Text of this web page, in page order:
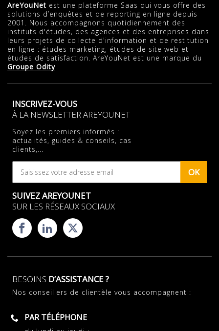
AreYouNet est une plateforme Saas qui vous offre des
solutions d’enquêtes et de reporting en ligne depuis
2001. Nous accompagnons quotidiennement des
instituts d'études, des agences et des entreprises dans
leurs projets de collecte d'information et de restitution
en ligne : études marketing, études de site web et
études de satisfaction. AreYouNet est une marque du
Groupe Odity
INSCRIVEZ-VOUS
À LA NEWSLETTER AREYOUNET
Soyez les premiers informés :
actualités, guides & conseils, cas
clients,...
OK
SUIVEZ AREYOUNET
SUR LES RÉSEAUX SOCIAUX
BESOINS D’ASSISTANCE ?
Nos conseillers de clientèle vous accompagnent :
PAR TÉLÉPHONE